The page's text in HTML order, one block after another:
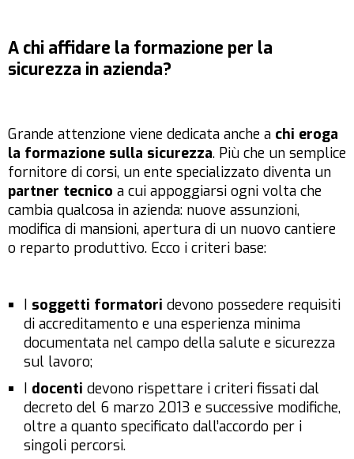
A chi affidare la formazione per la
sicurezza in azienda?
Grande attenzione viene dedicata anche a chi eroga
la formazione sulla sicurezza. Più che un semplice
fornitore di corsi, un ente specializzato diventa un
partner tecnico a cui appoggiarsi ogni volta che
cambia qualcosa in azienda: nuove assunzioni,
modifica di mansioni, apertura di un nuovo cantiere
o reparto produttivo. Ecco i criteri base:
I soggetti formatori devono possedere requisiti
di accreditamento e una esperienza minima
documentata nel campo della salute e sicurezza
sul lavoro;
I docenti devono rispettare i criteri fissati dal
decreto del 6 marzo 2013 e successive modifiche,
oltre a quanto specificato dall’accordo per i
singoli percorsi.